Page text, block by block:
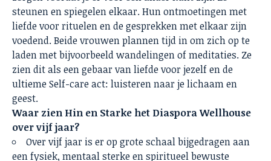
steunen en spiegelen elkaar. Hun ontmoetingen met
liefde voor rituelen en de gesprekken met elkaar zijn
voedend. Beide vrouwen plannen tijd in om zich op te
laden met bijvoorbeeld wandelingen of meditaties. Ze
zien dit als een gebaar van liefde voor jezelf en de
ultieme Self-care act: luisteren naar je lichaam en
geest.
Waar zien Hin en Starke het Diaspora Wellhouse
over vijf jaar?
Over vijf jaar is er op grote schaal bijgedragen aan
een fysiek, mentaal sterke en spiritueel bewuste